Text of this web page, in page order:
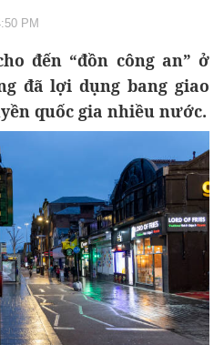
PM
đến “đồn công an” ở
đã lợi dụng bang giao
quốc gia nhiều nước.